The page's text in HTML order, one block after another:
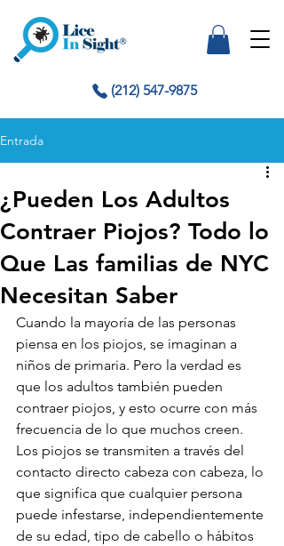
(212) 547-9875
Entrada
¿Pueden Los Adultos
Contraer Piojos? Todo lo
Que Las familias de NYC
Necesitan Saber
Cuando la mayoría de las personas
piensa en los piojos, se imaginan a
niños de primaria. Pero la verdad es
que los adultos también pueden
contraer piojos, y esto ocurre con más
frecuencia de lo que muchos creen.
Los piojos se transmiten a través del
contacto directo cabeza con cabeza, lo
que significa que cualquier persona
puede infestarse, independientemente
de su edad, tipo de cabello o hábitos